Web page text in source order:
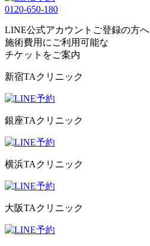
0120-650-180
LINE公式アカウントご登録の方へ
施術費用にご利用可能な
チケット をご案内
新宿TAクリニック
銀座TAクリニック
横浜TAクリニック
大阪TAクリニック